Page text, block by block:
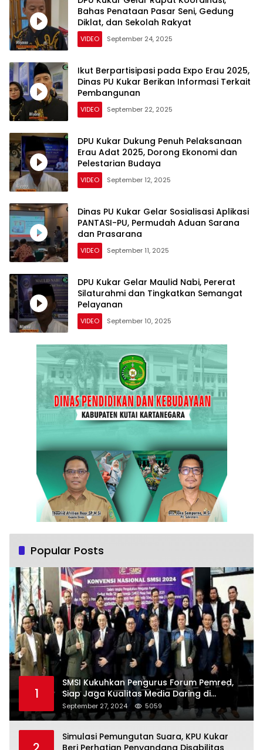
Bahas Penataan Pasar Seni, Gedung
Diklat, dan Sekolah Rakyat
VIDEO September 24, 2025
Ikut Berpartisipasi pada Expo Erau 2025,
Dinas PU Kukar Berikan Informasi Terkait
Pembangunan
VIDEO September 22, 2025
DPU Kukar Dukung Penuh Pelaksanaan
Erau Adat 2025, Dorong Ekonomi dan
Pelestarian Budaya
VIDEO September 12, 2025
Dinas PU Kukar Gelar Sosialisasi Aplikasi
PANTASI-PU, Permudah Aduan Sarana
dan Prasarana
VIDEO September 11, 2025
DPU Kukar Gelar Maulid Nabi, Pererat
Silaturahmi dan Tingkatkan Semangat
Pelayanan
VIDEO September 10, 2025
Popular Posts
1
SMSI Kukuhkan Pengurus Forum Pemred,
Siap Jaga Kualitas Media Daring di
Indonesia
September 27, 2024 5059
Simulasi Pemungutan Suara, KPU Kukar